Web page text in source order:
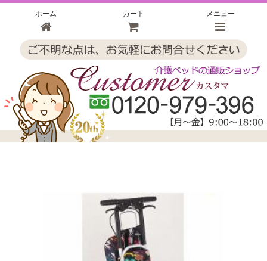
ホーム カート メニュー